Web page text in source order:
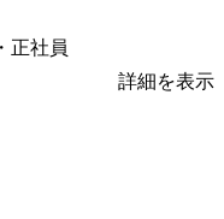
正社員
詳細を表示